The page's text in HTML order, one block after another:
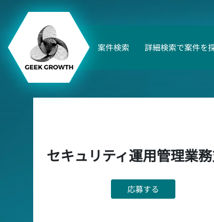
案件検索 詳細検索で案件を
セキュリティ運用管理業
応募する